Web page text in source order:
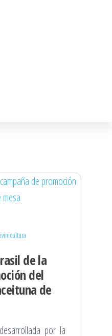
de la
del
de
por la